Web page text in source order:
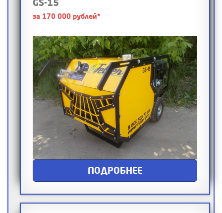
GS-15
за 170 000 рублей*
ПОДРОБНЕЕ